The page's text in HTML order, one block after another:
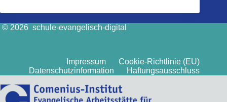
© 2026 schule-evangelisch-digital
Impressum
Cookie-Richtlinie (EU)
Datenschutzinformation
Haftungsausschluss